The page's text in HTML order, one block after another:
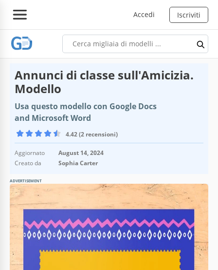
Accedi Iscriviti
Annunci di classe sull'Amicizia.
Modello
Usa questo modello con Google Docs
and Microsoft Word
4.42 (2 recensioni)
Aggiornato
August 14, 2024
Creato da
Sophia Carter
ADVERTISEMENT